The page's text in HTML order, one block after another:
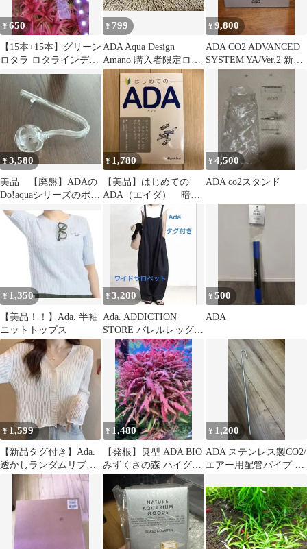
¥650
【15本+15本】グリーン
ロタラ ロタラインディ
カ 水中葉 ADA みずく
¥ 799
ADA Aqua Design
Amano 購入者限定ロゴ
ステッカー
¥9,800
ADA CO2 ADVANCED
SYSTEM YA/Ver.2 新品
¥3,580
美品 【廃盤】ADAの
Do!aquaシリーズのポピ
¥ 1,780
【美品】はじめての
ADA（エイダ） 暗号
資産 カルダノ
¥4,500
ADA co2スタンド
¥ 1,350
【美品！！】Ada. 半袖
ニットトップス
¥3,200
Ada. ADDICTION
STORE バレルレッグ
ワイドサロペット
¥500
ADA
¥ 1,599
【新品タグ付き】Ada.
透かしランダムリブV
ネック ショート丈カー
ディガン
¥ 1,480
【発根】良型 ADA BIO
みずくさの森 ハイグロ
フィラ ピンナティフィ
ダ 5株
¥ 1,200
ADA ステンレス製CO2/
エアー用配管パイプ 水